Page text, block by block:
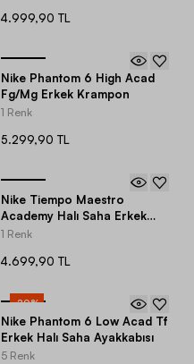
4.999,90 TL
Nike Phantom 6 High Acad
Fg/Mg Erkek Krampon
1 Renk
5.299,90 TL
Nike Tiempo Maestro
Academy Halı Saha Erkek
Krampon
1 Renk
4.699,90 TL
-20%
Nike Phantom 6 Low Acad Tf
Erkek Halı Saha Ayakkabısı
5 Renk